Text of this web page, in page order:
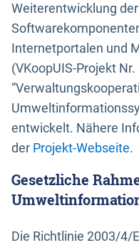
Weiterentwicklung
Internetportalen und
(VKoopUIS-Projekt
entwickelt. Nähere
der Projekt-Webseite.
Gesetzliche
Die Richtlinie 2003/4/